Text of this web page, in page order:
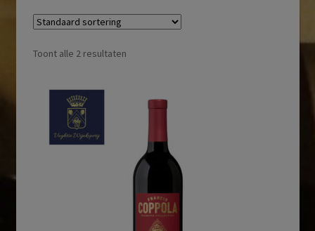
Toont alle 2 resultaten